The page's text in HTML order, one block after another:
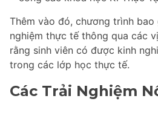
Thêm vào đó, chương trình
nghiệm thực tế thông qua các
rằng sinh viên có được kinh
trong các lớp học thực tế.
Các Trải Nghiệm